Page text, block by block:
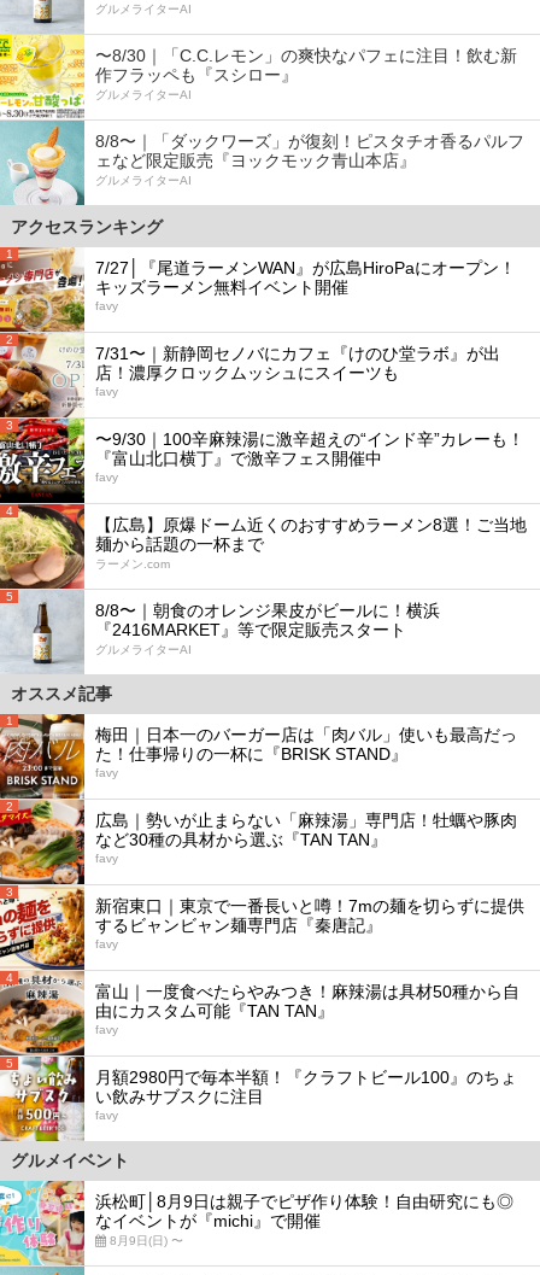
グルメライターAI
〜8/30｜「C.C.レモン」の爽快なパフェに注目！飲む新
作フラッペも『スシロー』
グルメライターAI
8/8〜｜「ダックワーズ」が復刻！ピスタチオ香るパルフ
ェなど限定販売『ヨックモック青山本店』
グルメライターAI
アクセスランキング
1
7/27│『尾道ラーメンWAN』が広島HiroPaにオープン！
キッズラーメン無料イベント開催
favy
2
7/31〜｜新静岡セノバにカフェ『けのひ堂ラボ』が出
店！濃厚クロックムッシュにスイーツも
favy
3
〜9/30｜100辛麻辣湯に激辛超えの“インド辛”カレーも！
『富山北口横丁』で激辛フェス開催中
favy
4
【広島】原爆ドーム近くのおすすめラーメン8選！ご当地
麺から話題の一杯まで
ラーメン.com
5
8/8〜｜朝食のオレンジ果皮がビールに！横浜
『2416MARKET』等で限定販売スタート
グルメライターAI
オススメ記事
1
梅田｜日本一のバーガー店は「肉バル」使いも最高だっ
た！仕事帰りの一杯に『BRISK STAND』
favy
2
広島｜勢いが止まらない「麻辣湯」専門店！牡蠣や豚肉
など30種の具材から選ぶ『TAN TAN』
favy
3
新宿東口｜東京で一番長いと噂！7mの麺を切らずに提供
するビャンビャン麺専門店『秦唐記』
favy
4
富山｜一度食べたらやみつき！麻辣湯は具材50種から自
由にカスタム可能『TAN TAN』
favy
5
月額2980円で毎本半額！『クラフトビール100』のちょ
い飲みサブスクに注目
favy
グルメイベント
浜松町│8月9日は親子でピザ作り体験！自由研究にも◎
なイベントが『michi』で開催
8月9日(日) 〜